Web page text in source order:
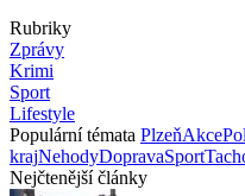
Rubriky
Zprávy
Krimi
Sport
Lifestyle
Populární témata PlzeňAkce
krajNehodyDopravaSport
Nejčtenější články